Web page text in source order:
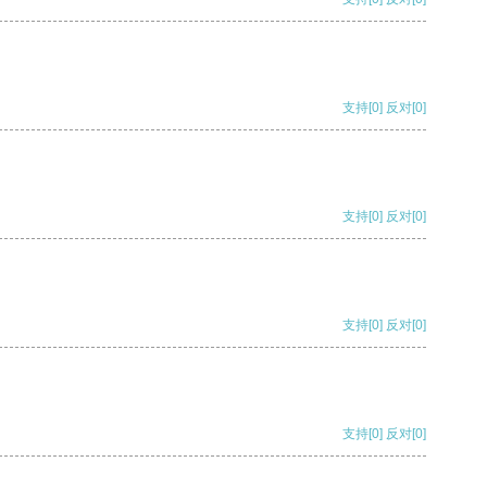
支持[0] 反对[0]
支持[0] 反对[0]
支持[0] 反对[0]
支持[0] 反对[0]